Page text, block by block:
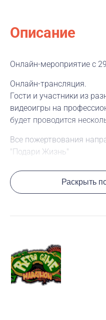
Описание
Онлайн-мероприятие с
Онлайн-трансляция.
Гости и участники из
видеоигры на
будет проводится
Все пожертвования
"Подари Жизнь"
Расписание и
сайте проекта:http://
Контакты:
Организатор:
Раскрыть